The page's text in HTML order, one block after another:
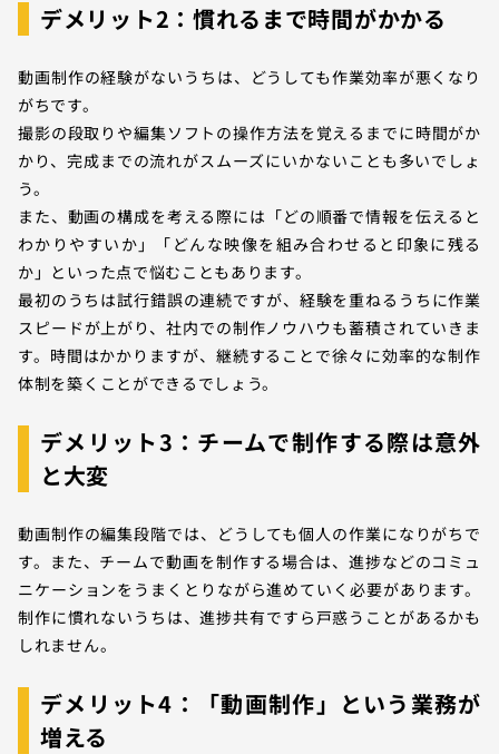
デメリット2：慣れるまで時間がかかる
動画制作の経験がないうちは、どうしても作業効率が悪くなり
がちです。
撮影の段取りや編集ソフトの操作方法を覚えるまでに時間がか
かり、完成までの流れがスムーズにいかないことも多いでしょ
う。
また、動画の構成を考える際には「どの順番で情報を伝えると
わかりやすいか」「どんな映像を組み合わせると印象に残る
か」といった点で悩むこともあります。
最初のうちは試行錯誤の連続ですが、経験を重ねるうちに作業
スピードが上がり、社内での制作ノウハウも蓄積されていきま
す。時間はかかりますが、継続することで徐々に効率的な制作
体制を築くことができるでしょう。
デメリット3：チームで制作する際は意外
と大変
動画制作の編集段階では、どうしても個人の作業になりがちで
す。また、チームで動画を制作する場合は、進捗などのコミュ
ニケーションをうまくとりながら進めていく必要があります。
制作に慣れないうちは、進捗共有ですら戸惑うことがあるかも
しれません。
デメリット4：「動画制作」という業務が
増える